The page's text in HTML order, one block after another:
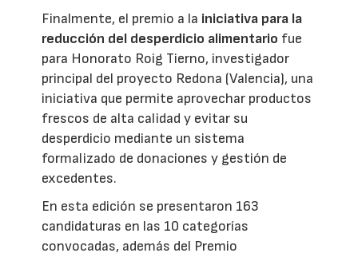
Finalmente, el premio a la iniciativa para la
reducción del desperdicio alimentario fue
para Honorato Roig Tierno, investigador
principal del proyecto Redona (Valencia), una
iniciativa que permite aprovechar productos
frescos de alta calidad y evitar su
desperdicio mediante un sistema
formalizado de donaciones y gestión de
excedentes.
En esta edición se presentaron 163
candidaturas en las 10 categorías
convocadas, además del Premio